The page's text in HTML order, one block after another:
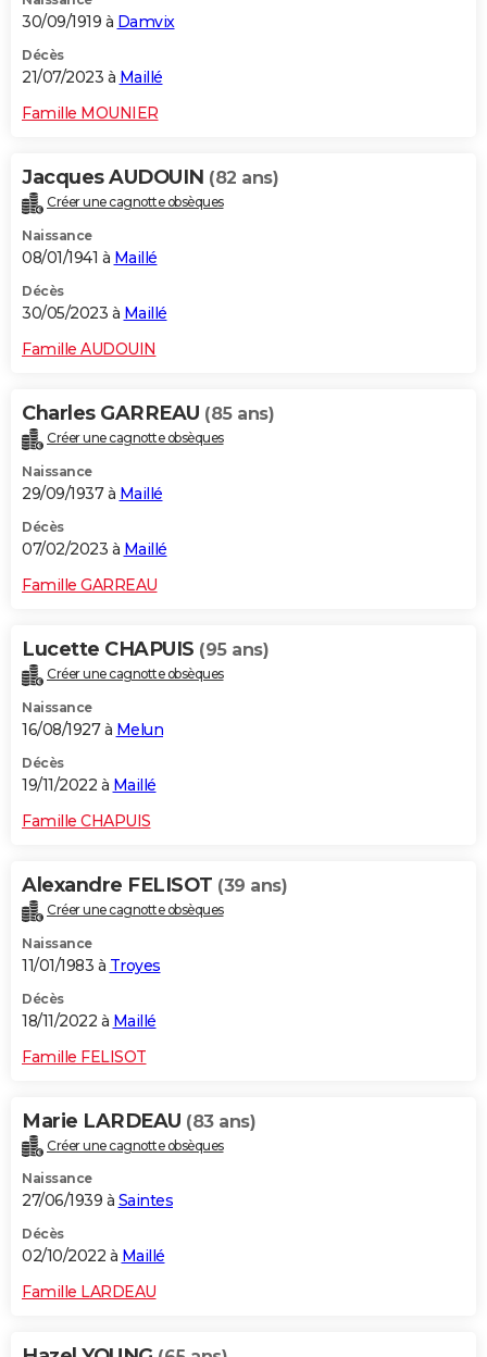
30/09/1919 à Damvix
Décès
21/07/2023 à Maillé
Famille MOUNIER
Jacques AUDOUIN (82 ans)
Créer une cagnotte obsèques
Naissance
08/01/1941 à Maillé
Décès
30/05/2023 à Maillé
Famille AUDOUIN
Charles GARREAU (85 ans)
Créer une cagnotte obsèques
Naissance
29/09/1937 à Maillé
Décès
07/02/2023 à Maillé
Famille GARREAU
Lucette CHAPUIS (95 ans)
Créer une cagnotte obsèques
Naissance
16/08/1927 à Melun
Décès
19/11/2022 à Maillé
Famille CHAPUIS
Alexandre FELISOT (39 ans)
Créer une cagnotte obsèques
Naissance
11/01/1983 à Troyes
Décès
18/11/2022 à Maillé
Famille FELISOT
Marie LARDEAU (83 ans)
Créer une cagnotte obsèques
Naissance
27/06/1939 à Saintes
Décès
02/10/2022 à Maillé
Famille LARDEAU